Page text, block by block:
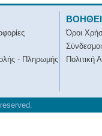
- Πληρωμής
Όροι
Σύνδεσμοι
Πολιτική